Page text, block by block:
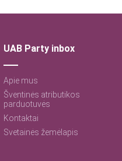
UAB Party inbox
Apie mus
Šventinės atributikos
parduotuvės
Kontaktai
Svetainės žemėlapis